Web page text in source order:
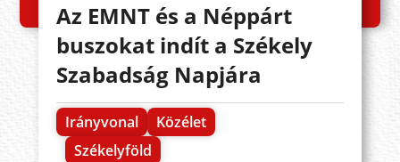
Az EMNT és a Néppárt
buszokat indít a Székely
Szabadság Napjára
Irányvonal
Közélet
Székelyföld